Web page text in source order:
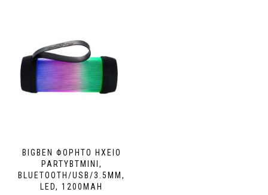
BIGBEN ΦΟΡΗΤΌ ΗΧΕΊΟ
PARTYBTMINI,
ΒLUETOOTH/USB/3.5MM,
LED, 1200MAH